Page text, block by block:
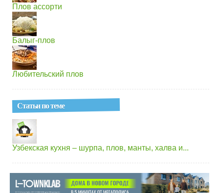
Плов ассорти
Балыг-плов
Любительский плов
Статьи по теме
Узбекская кухня – шурпа, плов, манты, халва и...